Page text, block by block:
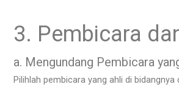
3. Pembicara
a. Mengundang Pembicara
Pilihlah pembicara yang ahli di bidangnya